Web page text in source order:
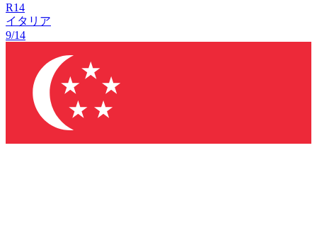
R14
イタリア
9/14